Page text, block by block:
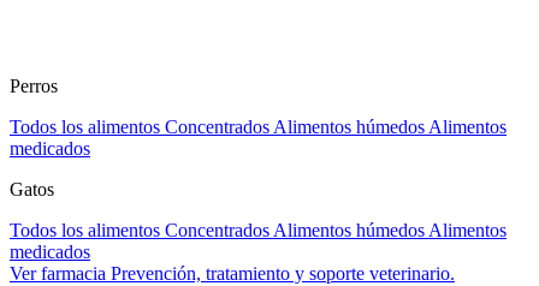
Perros
Todos los alimentos Concentrados Alimentos húmedos Alimentos
medicados
Gatos
Todos los alimentos Concentrados Alimentos húmedos Alimentos
medicados
Ver farmacia Prevención, tratamiento y soporte veterinario.